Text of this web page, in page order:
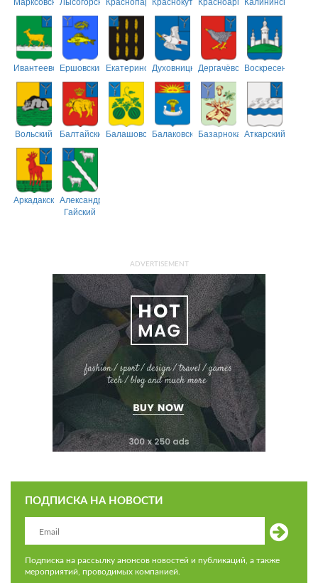
ИвантеевскийЕршовский ЕкатериновскийДуховницкийДергачёвскийВоскресенский
Вольский БалтайскийБалашовскийБалаковскийБазарнокарабулакский
Аткарский
АркадакскийАлександрово-
Гайский
ADVERTISEMENT
ПОДПИСКА НА НОВОСТИ
Подписка на рассылку анонсов новостей и публикаций, а также
мероприятий, проводимых компанией.